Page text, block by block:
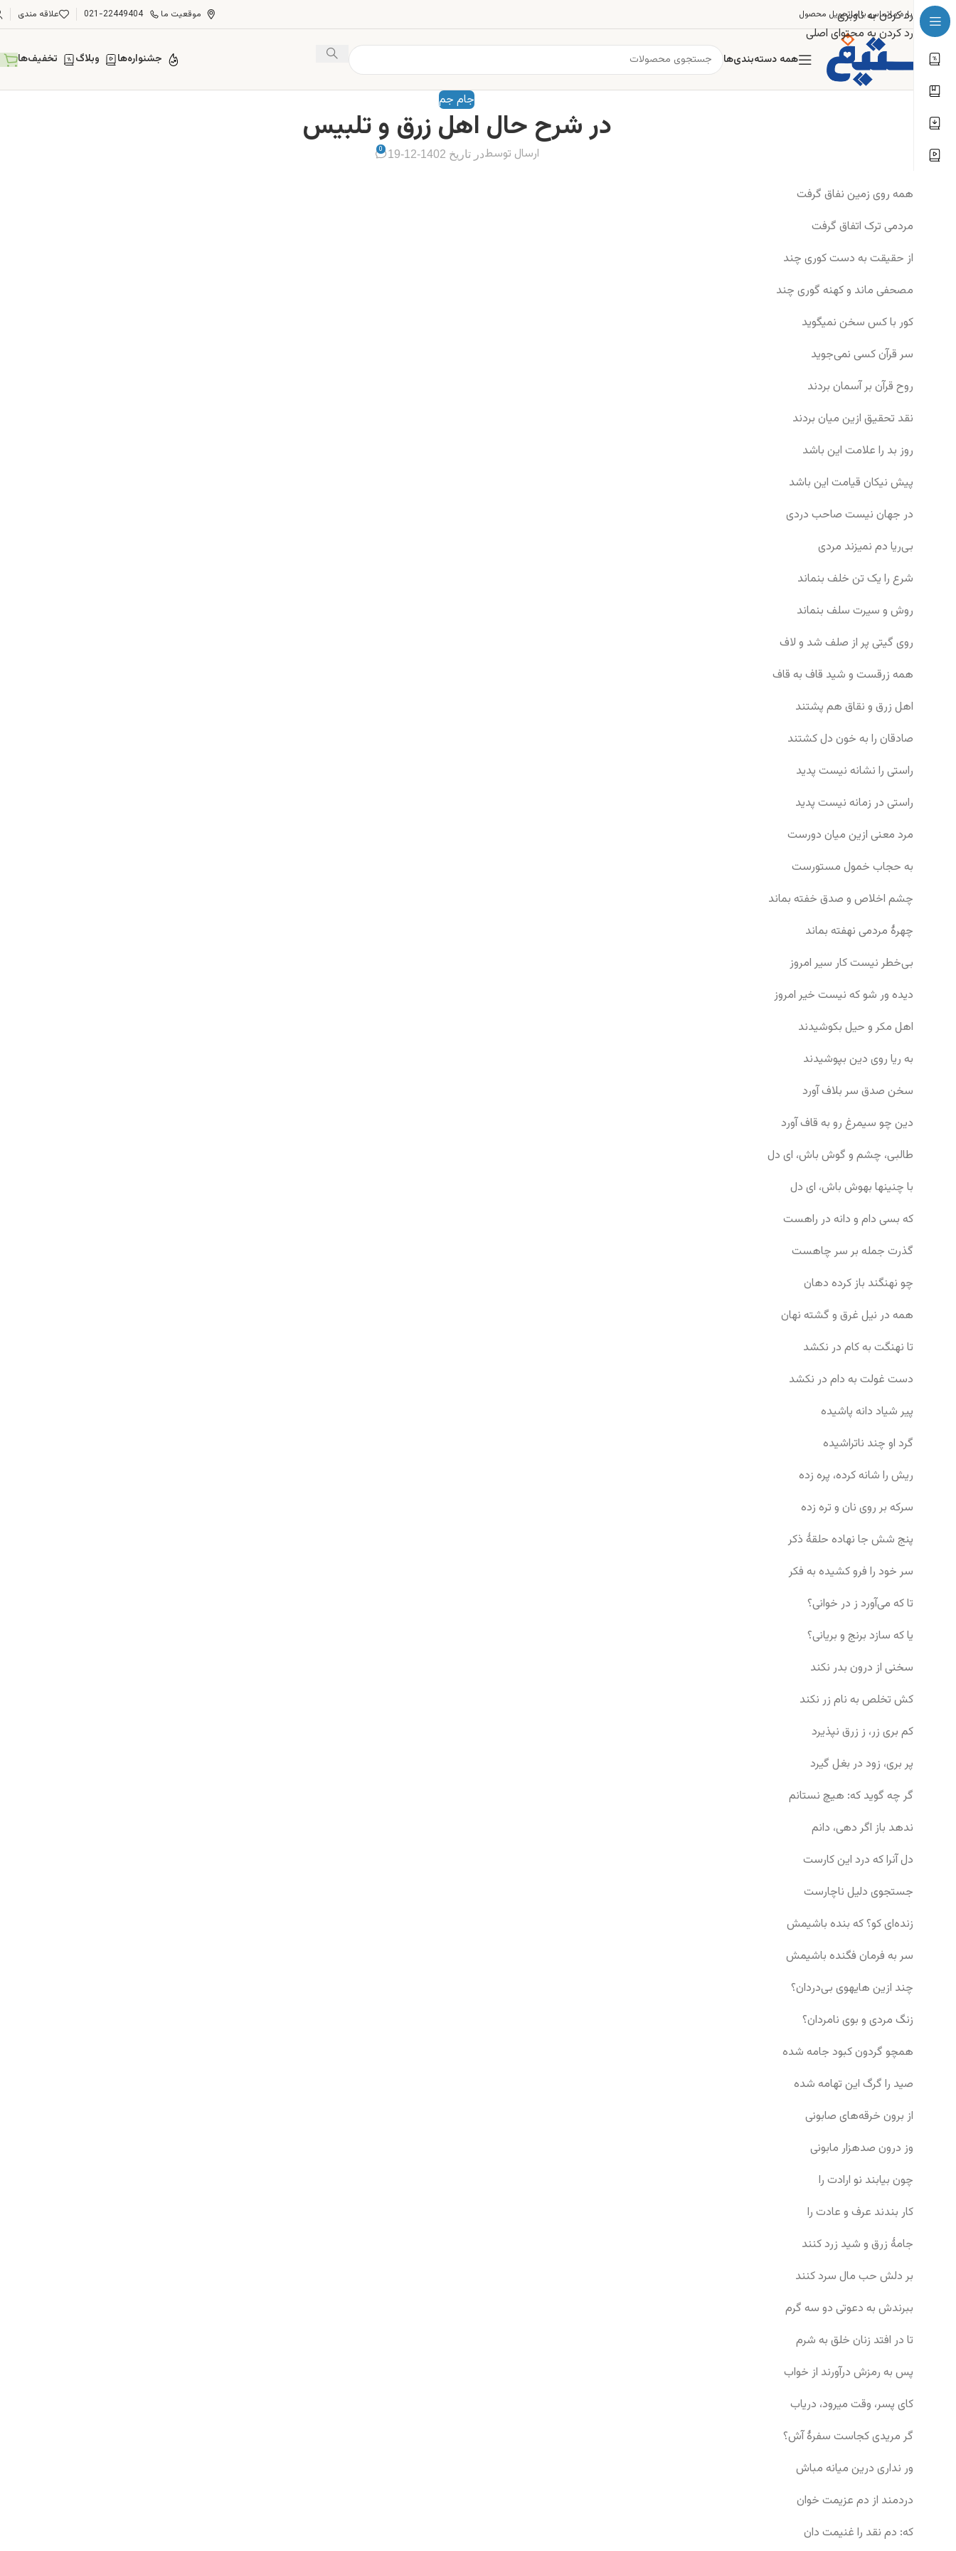
رد کردن به ناوبری
رد کردن به محتوای اصلی
درباره ماتماس با ماتحویل محصول موقعیت ما 021-22449404 علاقه مندی
همه دسته‌بندی‌ها جشنواره‌ها وبلاگ تخفیف‌ها
جام جم
در شرح حال اهل زرق و تلبیس
ارسال توسطدر تاریخ 1402-12-19 0
همه روی زمین نفاق گرفت
مردمی ترک اتفاق گرفت
از حقیقت به دست کوری چند
مصحفی ماند و کهنه گوری چند
کور با کس سخن نمیگوید
سر قرآن کسی نمی‌جوید
روح قرآن بر آسمان بردند
نقد تحقیق ازین میان بردند
روز بد را علامت این باشد
پیش نیکان قیامت این باشد
در جهان نیست صاحب دردی
بی‌ریا دم نمیزند مردی
شرع را یک تن خلف بنماند
روش و سیرت سلف بنماند
روی گیتی پر از صلف شد و لاف
همه زرقست و شید قاف به قاف
اهل زرق و نقاق هم پشتند
صادقان را به خون دل کشتند
راستی را نشانه نیست پدید
راستی در زمانه نیست پدید
مرد معنی ازین میان دورست
به حجاب خمول مستورست
چشم اخلاص و صدق خفته بماند
چهرهٔ مردمی نهفته بماند
بی‌خطر نیست کار سیر امروز
دیده ور شو که نیست خیر امروز
اهل مکر و حیل بکوشیدند
به ریا روی دین بپوشیدند
سخن صدق سر بلاف آورد
دین چو سیمرغ رو به قاف آورد
طالبی، چشم و گوش باش، ای دل
با چنینها بهوش باش، ای دل
که بسی دام و دانه در راهست
گذرت جمله بر سر چاهست
چو نهنگند باز کرده دهان
همه در نیل غرق و گشته نهان
تا نهنگت به کام در نکشد
دست غولت به دام در نکشد
پیر شیاد دانه پاشیده
گرد او چند ناتراشیده
ریش را شانه کرده، پره زده
سرکه بر روی نان و تره زده
پنج شش جا نهاده حلقهٔ ذکر
سر خود را فرو کشیده به فکر
تا که می‌آورد ز در خوانی؟
یا که سازد برنج و بریانی؟
سخنی از درون بدر نکند
کش تخلص به نام زر نکند
کم بری زر، ز زرق نپذیرد
پر بری، زود در بغل گیرد
گر چه گوید که: هیچ نستانم
ندهد باز اگر دهی، دانم
دل آنرا که درد این کارست
جستجوی دلیل ناچارست
زنده‌ای کو؟ که بنده باشیمش
سر به فرمان فگنده باشیمش
چند ازین هایهوی بی‌دردان؟
زنگ مردی و بوی نامردان؟
همچو گردون کبود جامه شده
صید را گرگ این تهامه شده
از برون خرقه‌های صابونی
وز درون صدهزار مابونی
چون بیابند نو ارادت را
کار بندند عرف و عادت را
جامهٔ زرق و شید زرد کنند
بر دلش حب مال سرد کنند
ببرندش به دعوتی دو سه گرم
تا در افتد زنان خلق به شرم
پس به رمزش درآورند از خواب
کای پسر، وقت میرود، دریاب
گر مریدی کجاست سفرهٔ آش؟
ور نداری درین میانه مباش
دردمند از دم عزیمت خوان
که: دم نقد را غنیمت دان